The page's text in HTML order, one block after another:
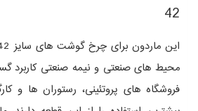
42
محیط‌ های صنعتی و نیمه‌ صنعتی کاربرد
فروشگاه‌ های پروتئینی، رستوران‌ ها و